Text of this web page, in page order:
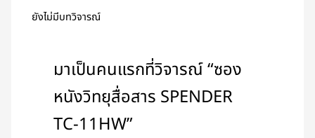
ยังไม่มีบทวิจารณ์
มาเป็นคนแรกที่วิจารณ์ “ซอง
หนังวิทยุสื่อสาร SPENDER
TC-11HW”